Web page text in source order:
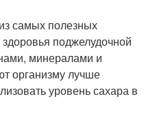
самых полезных
поджелудочной
минералами и
организму лучше
уровень сахара в